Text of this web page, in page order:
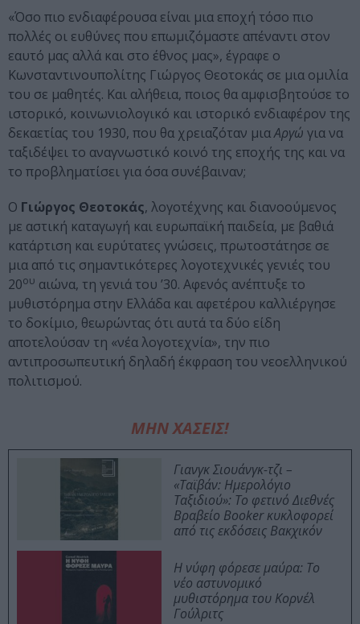
«Όσο πιο ενδιαφέρουσα είναι μια εποχή τόσο πιο
πολλές οι ευθύνες που επωμιζόμαστε απέναντι στον
εαυτό μας αλλά και στο έθνος μας», έγραφε ο
Κωνσταντινουπολίτης Γιώργος Θεοτοκάς σε μια ομιλία
του σε μαθητές. Και αλήθεια, ποιος θα αμφισβητούσε το
ιστορικό, κοινωνιολογικό και ιστορικό ενδιαφέρον της
δεκαετίας του 1930, που θα χρειαζόταν μιαΑργώ για να
ταξιδέψει το αναγνωστικό κοινό της εποχής της και να
το προβληματίσει για όσα συνέβαιναν;
Ο Γιώργος Θεοτοκάς, λογοτέχνης και διανοούμενος
με αστική καταγωγή και ευρωπαϊκή παιδεία, με βαθιά
κατάρτιση και ευρύτατες γνώσεις, πρωτοστάτησε σε
μια από τις σημαντικότερες λογοτεχνικές γενιές του
20ου αιώνα, τη γενιά του ’30. Αφενός ανέπτυξε το
μυθιστόρημα στην Ελλάδα και αφετέρου καλλιέργησε
το δοκίμιο, θεωρώντας ότι αυτά τα δύο είδη
αποτελούσαν τη «νέα λογοτεχνία», την πιο
αντιπροσωπευτική δηλαδή έκφραση του νεοελληνικού
πολιτισμού.
ΜΗΝ ΧΑΣΕΙΣ!
Γιανγκ Σιουάνγκ-τζι –
«Ταϊβάν: Ημερολόγιο
Ταξιδιού»: Το φετινό Διεθνές
Βραβείο Booker κυκλοφορεί
από τις εκδόσεις Βακχικόν
Η νύφη φόρεσε μαύρα: Το
νέο αστυνομικό
μυθιστόρημα του Κορνέλ
Γούλριτς